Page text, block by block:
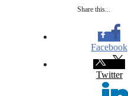
Share this...
Facebook
Twitter